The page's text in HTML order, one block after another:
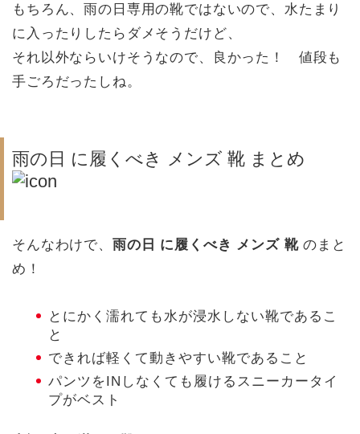
もちろん、雨の日専用の靴ではないので、水たまり
に入ったりしたらダメそうだけど、
それ以外ならいけそうなので、良かった！ 値段も
手ごろだったしね。
雨の日 に履くべき メンズ 靴 まとめ
そんなわけで、 雨の日 に履くべき メンズ 靴のまと
め！
とにかく濡れても水が浸水しない靴であるこ
と
できれば軽くて動きやすい靴であること
パンツをINしなくても履けるスニーカータイ
プがベスト